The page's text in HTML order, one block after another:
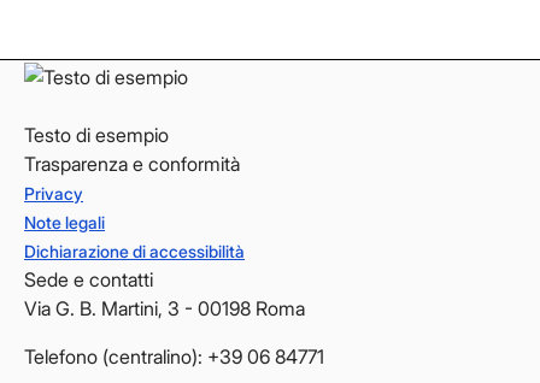
Testo di esempio
Trasparenza e conformità
Privacy
Note legali
Dichiarazione di accessibilità
Sede e contatti
Via G. B. Martini, 3 - 00198 Roma
Telefono (centralino): +39 06 84771